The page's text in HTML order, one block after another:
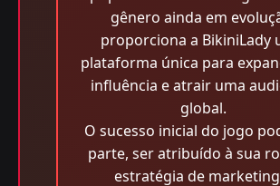
gênero ainda em
proporciona a BikiniLady
plataforma única para
influência e atrair uma
global.
O sucesso inicial do jogo
parte, ser atribuído à sua
estratégia de